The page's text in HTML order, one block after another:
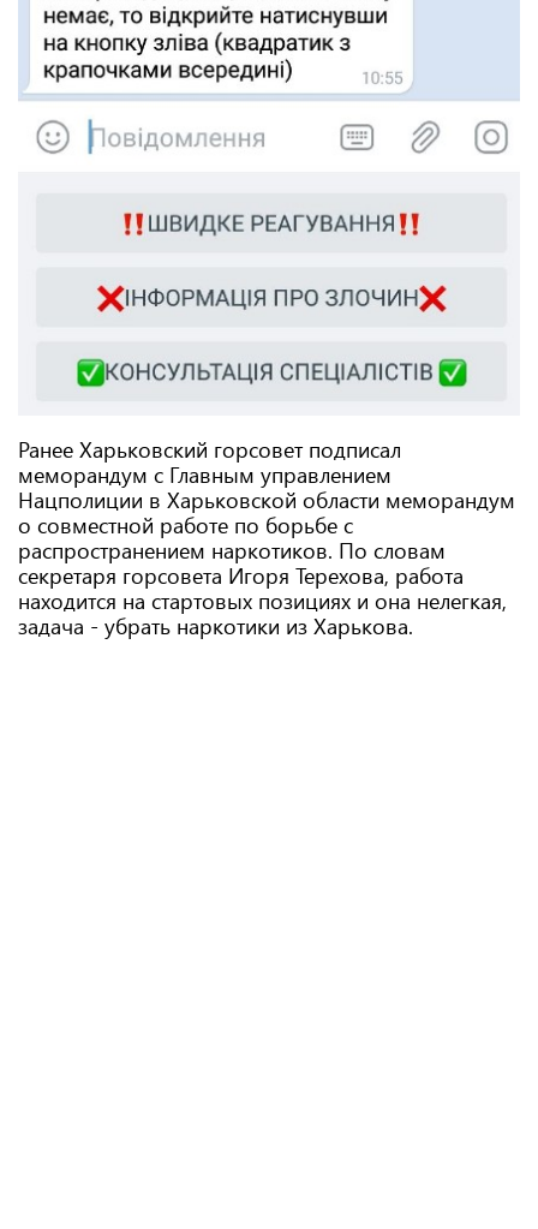
Ранее Харьковский горсовет подписал
меморандум с Главным управлением
Нацполиции в Харьковской области меморандум
о совместной работе по борьбе с
распространением наркотиков. По словам
секретаря горсовета Игоря Терехова, работа
находится на стартовых позициях и она нелегкая,
задача - убрать наркотики из Харькова.